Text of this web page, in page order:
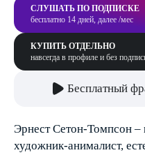
СЛУШАТЬ ПО ПОДПИСКЕ
бесплатно 14 дней, далее /мес
КУПИТЬ ОТДЕЛЬНО
навсегда в профиле и без
Бесплатный
Эрнест Сетон-Томпсон –
художник-анималист,